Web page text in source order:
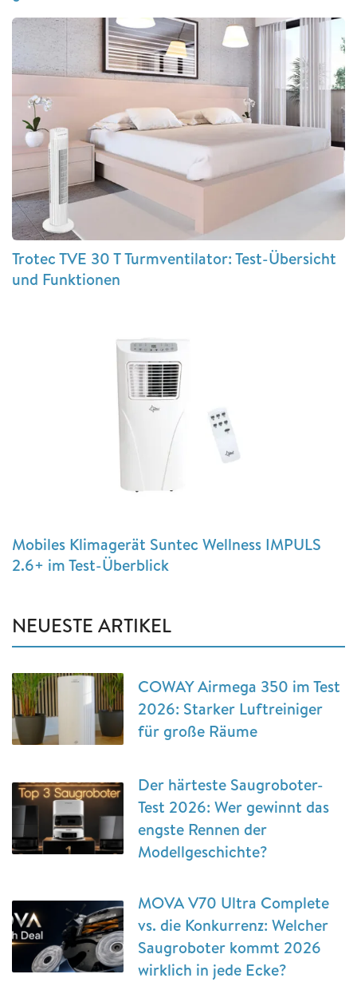
Trotec TVE 30 T Turmventilator: Test-Übersicht
und Funktionen
Mobiles Klimagerät Suntec Wellness IMPULS
2.6+ im Test-Überblick
NEUESTE ARTIKEL
COWAY Airmega 350 im Test
2026: Starker Luftreiniger
für große Räume
Der härteste Saugroboter-
Test 2026: Wer gewinnt das
engste Rennen der
Modellgeschichte?
MOVA V70 Ultra Complete
vs. die Konkurrenz: Welcher
Saugroboter kommt 2026
wirklich in jede Ecke?